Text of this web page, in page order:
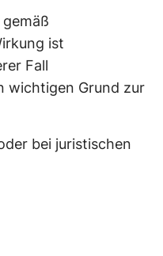
ist
Fall
wichtigen Grund zur
bei juristischen